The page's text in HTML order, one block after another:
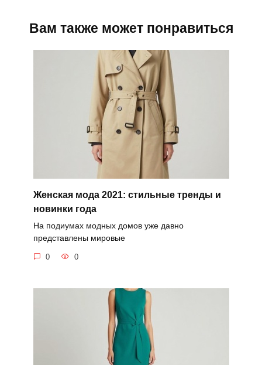
Вам также может понравиться
Женская мода 2021: стильные тренды и
новинки года
На подиумах модных домов уже давно
представлены мировые
0 0